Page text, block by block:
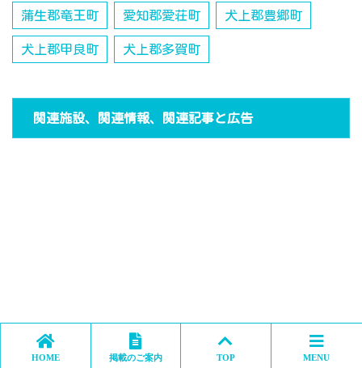
蒲生郡竜王町 愛知郡愛荘町 犬上郡豊郷町
犬上郡甲良町 犬上郡多賀町
関連施設、関連情報、関連記事と広告
HOME 掲載のご案内 TOP MENU